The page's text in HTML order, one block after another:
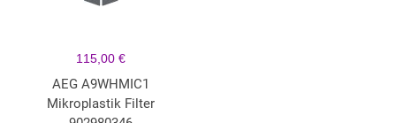
115,00 €
AEG A9WHMIC1
Mikroplastik Filter